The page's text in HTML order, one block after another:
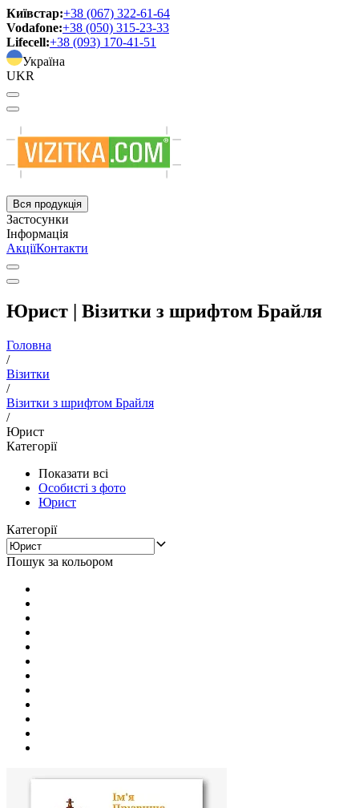
Київстар:+38 (067) 322-61-64
Vodafone:+38 (050) 315-23-33
Lifecell:+38 (093) 170-41-51
Україна
UKR
Вся продукція
Застосунки
Інформація
АкціїКонтакти
Юрист | Візитки з шрифтом Брайля
Головна
/
Візитки
/
Візитки з шрифтом Брайля
/
Юрист
Категорії
Показати всі
Особисті з фото
Юрист
Категорії
Пошук за кольором